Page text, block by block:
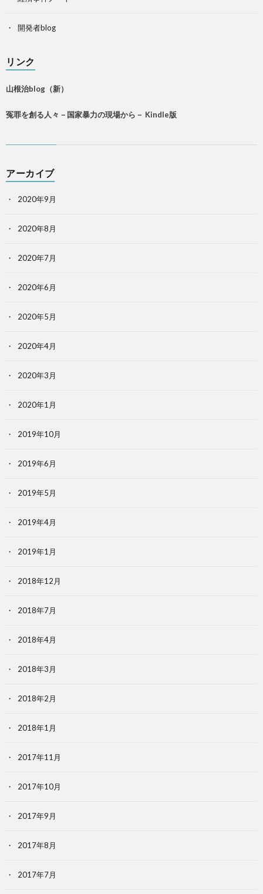
開発者blog
リンク
山根治blog（新）
冤罪を創る人々－国家暴力の現場から－ Kindle版
アーカイブ
2020年9月
2020年8月
2020年7月
2020年6月
2020年5月
2020年4月
2020年3月
2020年1月
2019年10月
2019年6月
2019年5月
2019年4月
2019年1月
2018年12月
2018年7月
2018年4月
2018年3月
2018年2月
2018年1月
2017年11月
2017年10月
2017年9月
2017年8月
2017年7月